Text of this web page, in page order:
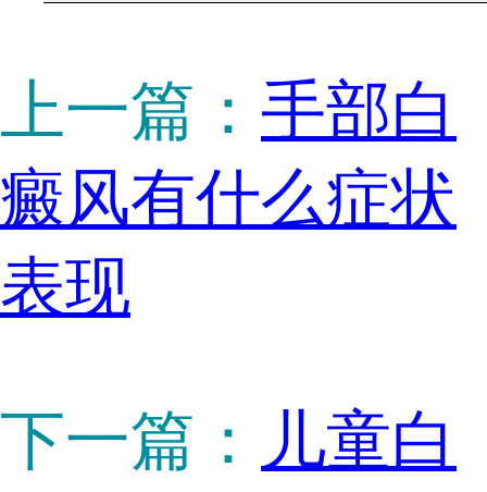
上一篇： 手部白
癜风有什么症状
表现
下一篇： 儿童白